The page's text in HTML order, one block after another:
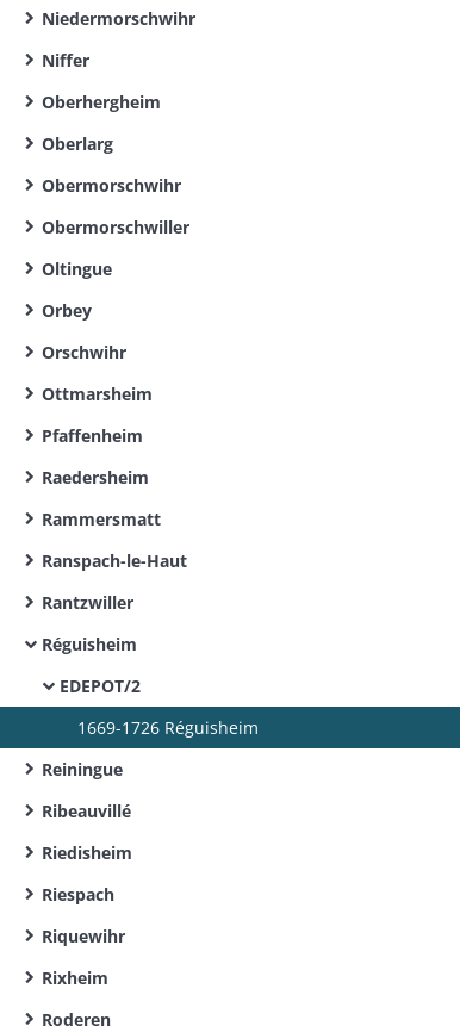
Niedermorschwihr
Niffer
Oberhergheim
Oberlarg
Obermorschwihr
Obermorschwiller
Oltingue
Orbey
Orschwihr
Ottmarsheim
Pfaffenheim
Raedersheim
Rammersmatt
Ranspach-le-Haut
Rantzwiller
Réguisheim
EDEPOT/2
1669-1726 Réguisheim
Reiningue
Ribeauvillé
Riedisheim
Riespach
Riquewihr
Rixheim
Roderen